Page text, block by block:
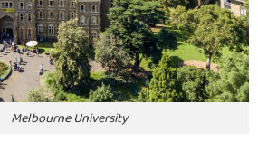
Melbourne University